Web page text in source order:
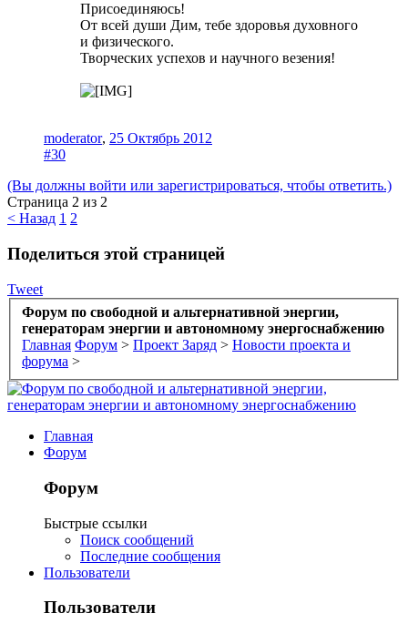
Присоединяюсь!
От всей души Дим, тебе здоровья духовного
и физического.
Творческих успехов и научного везения!
moderator, 25 Октябрь 2012
#30
(Вы должны войти или зарегистрироваться, чтобы ответить.)
Страница 2 из 2
< Назад 1 2
Поделиться этой страницей
Tweet
Форум по свободной и альтернативной энергии,
генераторам энергии и автономному энергоснабжению
Главная Форум > Проект Заряд > Новости проекта и
форума >
Главная
Форум
Форум
Быстрые ссылки
Поиск сообщений
Последние сообщения
Пользователи
Пользователи